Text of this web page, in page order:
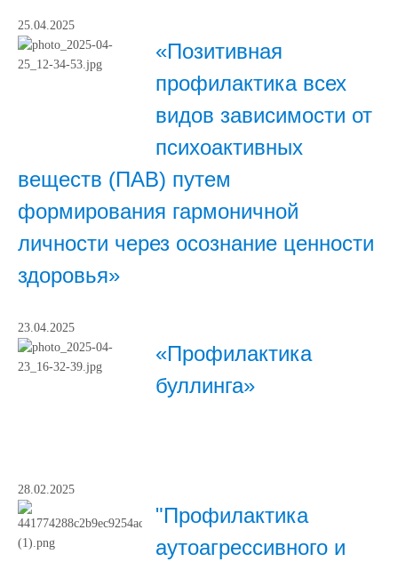
25.04.2025
«Позитивная
профилактика всех
видов зависимости от
психоактивных
веществ (ПАВ) путем
формирования гармоничной
личности через осознание ценности
здоровья»
23.04.2025
«Профилактика
буллинга»
28.02.2025
"Профилактика
аутоагрессивного и